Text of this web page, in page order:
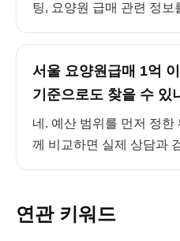
팅, 요양원 급매 관련 정보
서울 요양원급매 1억
기준으로도 찾을 수 있
네. 예산 범위를 먼저 정
께 비교하면 실제 상담과
연관 키워드